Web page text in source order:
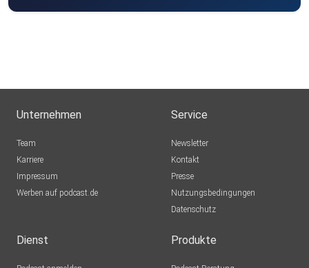
Unternehmen
Team
Karriere
Impressum
Werben auf podcast.de
Service
Newsletter
Kontakt
Presse
Nutzungsbedingungen
Datenschutz
Dienst Produkte